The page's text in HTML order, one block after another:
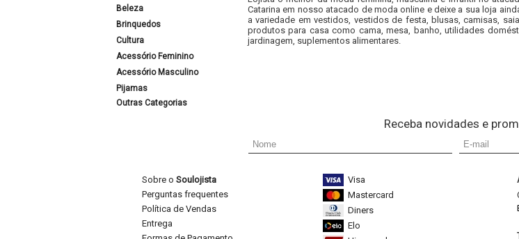
Beleza
Brinquedos
Cultura
Acessório Feminino
Acessório Masculino
Pijamas
Outras Categorias
Catarina em nosso atacado de moda online e deixe a sua loja
a variedade em vestidos, vestidos de festa, blusas, camisas,
produtos para casa como cama, mesa, banho, utilidades
jardinagem, suplementos alimentares.
Receba novidades e
Sobre o Soulojista
Perguntas frequentes
Política de Vendas
Entrega
Visa
Mastercard
Diners
Elo